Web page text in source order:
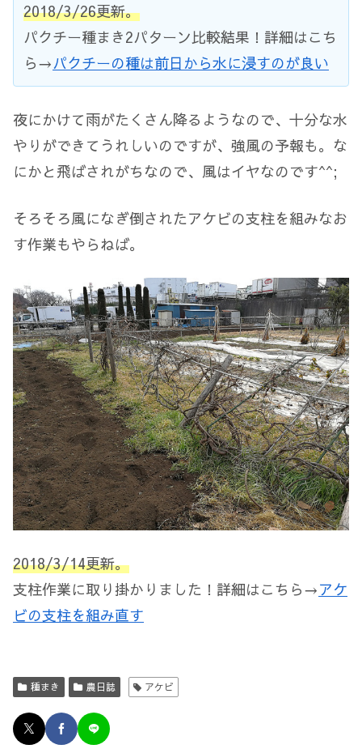
2018/3/26更新。
パクチー種まき2パターン比較結果！詳細はこち
ら→パクチーの種は前日から水に浸すのが良い
夜にかけて雨がたくさん降るようなので、十分な水
やりができてうれしいのですが、強風の予報も。な
にかと飛ばされがちなので、風はイヤなのです^^;
そろそろ風になぎ倒されたアケビの支柱を組みなお
す作業もやらねば。
2018/3/14更新。
支柱作業に取り掛かりました！詳細はこちら→アケ
ビの支柱を組み直す
種まき 農日誌 アケビ